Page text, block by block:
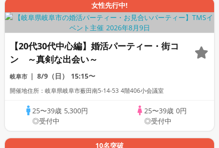
女性先行中!
【20代30代中心編】婚活パーティー・街コ
ン ～真剣な出会い～
岐阜市 8/9（日） 15:15〜
開催地住所：岐阜県岐阜市薮田南5-14-53 4階406小会議室
25〜39歳 5,300円
◎受付中
25〜39歳 0円
◎受付中
10名突破